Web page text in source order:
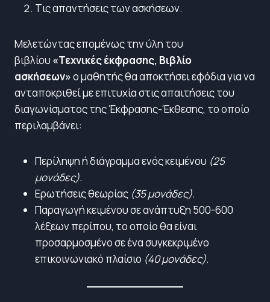
Tις απαντήσεις των ασκήσεων.
Μελετώντας επομένως την ύλη του
βιβλίου «Τεχνικές έκφρασης, Βιβλίο
ασκήσεων»ο μαθητής θα αποκτήσει εφόδια για να
ανταποκριθεί με επιτυχία στις απαιτήσεις του
διαγωνίσματος της Έκφρασης-Έκθεσης, το οποίο
περιλαμβάνει:
Περίληψη ή διάγραμμα ενός κειμένου (25
μονάδες).
Ερωτήσεις θεωρίας (35 μονάδες).
Παραγωγή κειμένου σε ανάπτυξη 500-600
λέξεων περίπου, το οποίο θα είναι
προσαρμοσμένο σε ένα συγκεκριμένο
επικοινωνιακό πλαίσιο (40 μονάδες).